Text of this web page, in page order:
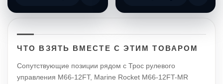
ЧТО ВЗЯТЬ ВМЕСТЕ С ЭТИМ ТОВАРОМ
Сопутствующие позиции рядом с Трос рулевого
управления M66-12FT, Marine Rocket M66-12FT-MR